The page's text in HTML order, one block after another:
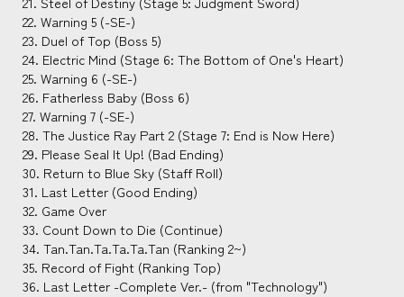
22. Warning 5 (-SE-)
23. Duel of Top (Boss 5)
24. Electric Mind (Stage 6: The Bottom of One's Heart)
25. Warning 6 (-SE-)
26. Fatherless Baby (Boss 6)
27. Warning 7 (-SE-)
28. The Justice Ray Part 2 (Stage 7: End is Now Here)
29. Please Seal It Up! (Bad Ending)
30. Return to Blue Sky (Staff Roll)
31. Last Letter (Good Ending)
32. Game Over
33. Count Down to Die (Continue)
34. Tan.Tan.Ta.Ta.Ta.Tan (Ranking 2~)
35. Record of Fight (Ranking Top)
36. Last Letter -Complete Ver.- (from "Technology")